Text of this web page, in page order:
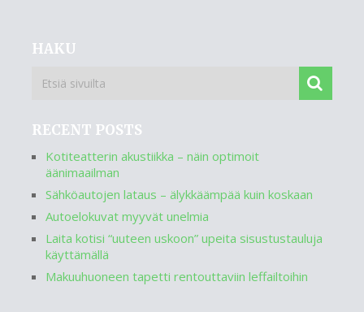
HAKU
RECENT POSTS
Kotiteatterin akustiikka – näin optimoit
äänimaailman
Sähköautojen lataus – älykkäämpää kuin koskaan
Autoelokuvat myyvät unelmia
Laita kotisi “uuteen uskoon” upeita sisustustauluja
käyttämällä
Makuuhuoneen tapetti rentouttaviin leffailtoihin